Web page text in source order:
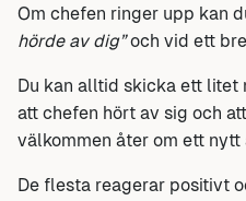
Om chefen ringer upp kan
hörde av dig”och vid ett
Du kan alltid skicka ett
att chefen hört av sig och
välkommen åter om ett
De flesta reagerar positivt